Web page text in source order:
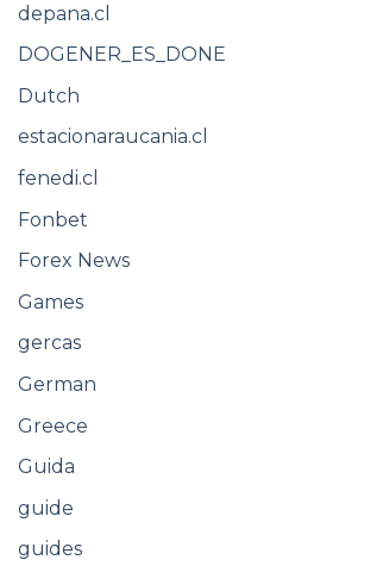
depana.cl
DOGENER_ES_DONE
Dutch
estacionaraucania.cl
fenedi.cl
Fonbet
Forex News
Games
gercas
German
Greece
Guida
guide
guides